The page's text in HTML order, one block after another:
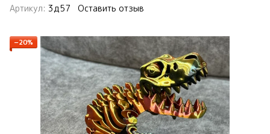
Артикул: 3д57 Оставить отзыв
−20%